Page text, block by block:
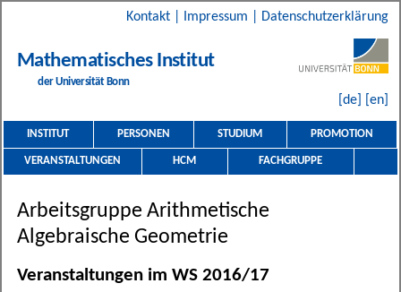
Kontakt Impressum Datenschutzerklärung
Mathematisches Institut
der Universität Bonn
[de] [en]
INSTITUT PERSONEN STUDIUM PROMOTION
VERANSTALTUNGEN HCM FACHGRUPPE
Arbeitsgruppe Arithmetische
Algebraische Geometrie
Veranstaltungen im WS 2016/17